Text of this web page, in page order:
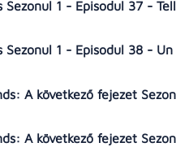
Sezonul 1 - Episodul 37 -
Sezonul 1 - Episodul 38 -
A következő fejezet
A következő fejezet